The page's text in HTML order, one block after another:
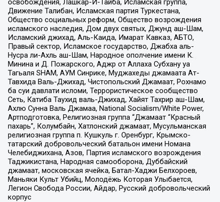
Движение Талибан, Исламская партия Туркестана,
Общество социальных реформ, Общество возрождения
исламского наследия, Дом двух святых, Джунд аш-Шам,
Исламский джихад, Аль-Каида, Имарат Кавказ, АБТО,
Правый сектор, Исламское государство, Джабха аль-
Нусра ли-Ахль аш-Шам, Народное ополчение имени К.
Минина и Д. Пожарского, Аджр от Аллаха Субхану уа
Тагьаля SHAM, АУМ Синрике, Муджахеды джамаата Ат-
Тавхида Валь-Джихад, Чистопольский Джамаат, Рохнамо
ба суи давлати исломи, Террористическое сообщество
Сеть, Катиба Таухид валь-Джихад, Хайят Тахрир аш-Шам,
Ахлю Сунна Валь Джамаа, National Socialism/White Power,
Артподготовка, Религиозная группа “Джамаат “Красный
пахарь”, Колумбайн, Хатлонский джамаат, Мусульманская
религиозная группа п. Кушкуль г. Оренбург, Крымско-
татарский добровольческий батальон имени Номана
Челебиджихана, Азов, Партия исламского возрождения
Таджикистана, Народная самооборона, Дуббайский
джамаат, московская ячейка, Батал-Хаджи Белхороев,
Маньяки Культ Убийц, Молодёжь Которая Улыбается,
Легион Свобода России, Айдар, Русский добровольческий
корпус